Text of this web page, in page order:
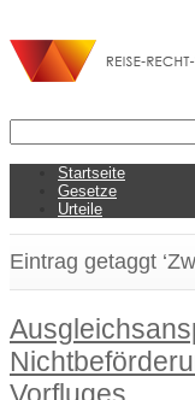
Startseite
Gesetze
Urteile
Eintrag getaggt